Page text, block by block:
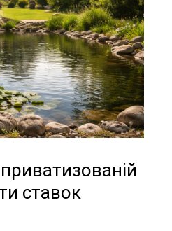
ставок